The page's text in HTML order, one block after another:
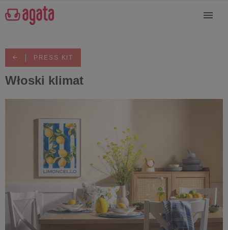
PRESS KIT
Włoski klimat